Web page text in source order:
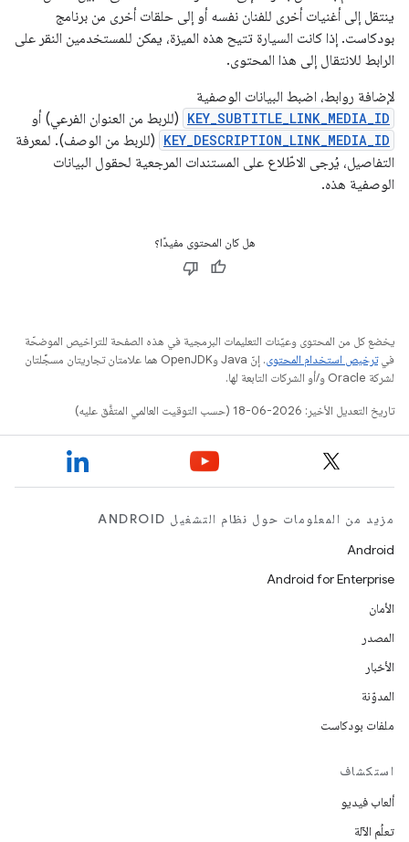
ينتقل إلى أغنيات أخرى للفنان نفسه أو إلى حلقات أخرى من برنامج
بودكاست. إذا كانت السيارة تتيح هذه الميزة، يمكن للمستخدمين النقر على
الرابط للانتقال إلى هذا المحتوى.
لإضافة روابط، اضبط البيانات الوصفية
KEY_SUBTITLE_LINK_MEDIA_ID (للربط من العنوان الفرعي) أو
KEY_DESCRIPTION_LINK_MEDIA_ID (للربط من الوصف). لمعرفة
التفاصيل، يُرجى الاطّلاع على المستندات المرجعية لحقول البيانات
الوصفية هذه.
هل كان المحتوى مفيدًا؟
يخضع كل من المحتوى وعيّنات التعليمات البرمجية في هذه الصفحة للتراخيص الموضحّة
فيترخيص استخدام المحتوى
. إنّ Java وOpenJDK هما علامتان تجاريتان مسجَّلتان
لشركة Oracle و/أو الشركات التابعة لها.
تاريخ التعديل الأخير: 2026-06-18 (حسب التوقيت العالمي المتفَّق عليه)
مزيد من المعلومات حول نظام التشغيل ANDROID
Android
Android for Enterprise
الأمان
المصدر
الأخبار
المدوّنة
ملفات بودكاست
استكشاف
ألعاب فيديو
تعلُم الآلة